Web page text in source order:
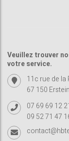
Veuillez trouver
votre service.
11c rue de la
67 150 Erstein
07 69 69 12
09 52 71 47